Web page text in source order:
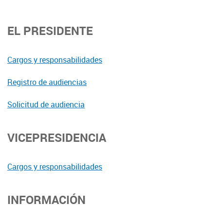
EL PRESIDENTE
Cargos y responsabilidades
Registro de audiencias
Solicitud de audiencia
VICEPRESIDENCIA
Cargos y responsabilidades
INFORMACIÓN